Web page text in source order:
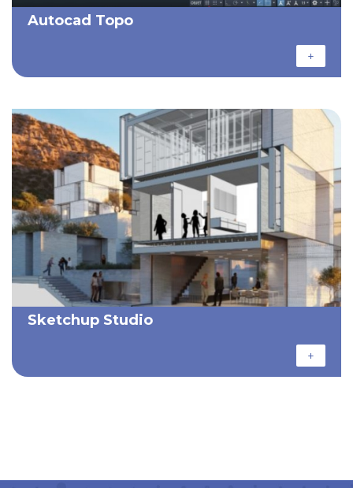
Autocad Topo
+
Sketchup Studio
+